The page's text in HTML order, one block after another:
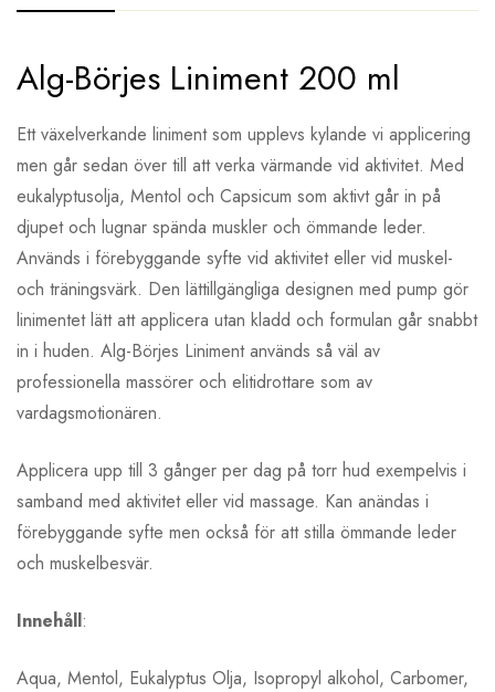
Alg-Börjes Liniment 200 ml
Ett växelverkande liniment som upplevs kylande vi applicering
men går sedan över till att verka värmande vid aktivitet. Med
eukalyptusolja, Mentol och Capsicum som aktivt går in på
djupet och lugnar spända muskler och ömmande leder.
Används i förebyggande syfte vid aktivitet eller vid muskel-
och träningsvärk. Den lättillgängliga designen med pump gör
linimentet lätt att applicera utan kladd och formulan går snabbt
in i huden. Alg-Börjes Liniment används så väl av
professionella massörer och elitidrottare som av
vardagsmotionären.
Applicera upp till 3 gånger per dag på torr hud exempelvis i
samband med aktivitet eller vid massage. Kan anändas i
förebyggande syfte men också för att stilla ömmande leder
och muskelbesvär.
Innehåll:
Aqua, Mentol, Eukalyptus Olja, Isopropyl alkohol, Carbomer,